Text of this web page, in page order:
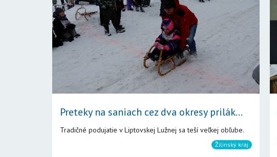
Preteky na saniach cez dva okresy prilák...
Tradičné podujatie v Liptovskej Lužnej sa teší veľkej obľube.
Žilinský kraj